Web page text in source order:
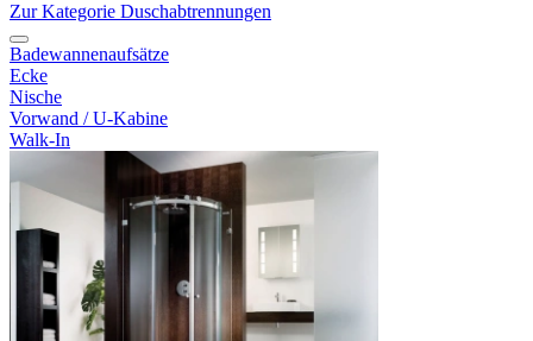
Zur Kategorie Duschabtrennungen
Badewannenaufsätze
Ecke
Nische
Vorwand / U-Kabine
Walk-In